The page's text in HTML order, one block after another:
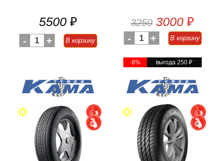
5500 ₽
- 1 + В корзину
3250 3000 ₽
- 1 + В корзину
-8% выгода 250₽